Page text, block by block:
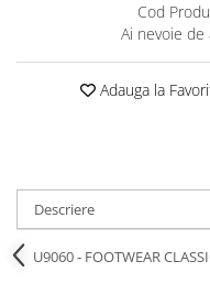
Cod
Ai nevoie de
Adauga la
Descriere
U9060 - FOOTWEAR